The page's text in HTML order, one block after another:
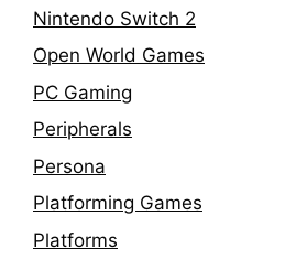
Nintendo Switch 2
Open World Games
PC Gaming
Peripherals
Persona
Platforming Games
Platforms